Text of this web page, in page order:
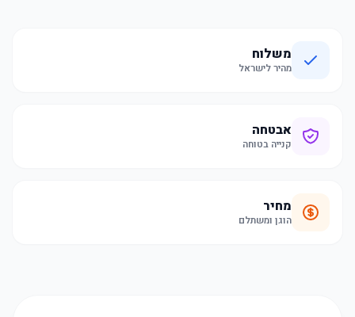
משלוח
מהיר לישראל
אבטחה
קנייה בטוחה
מחיר
הוגן ומשתלם